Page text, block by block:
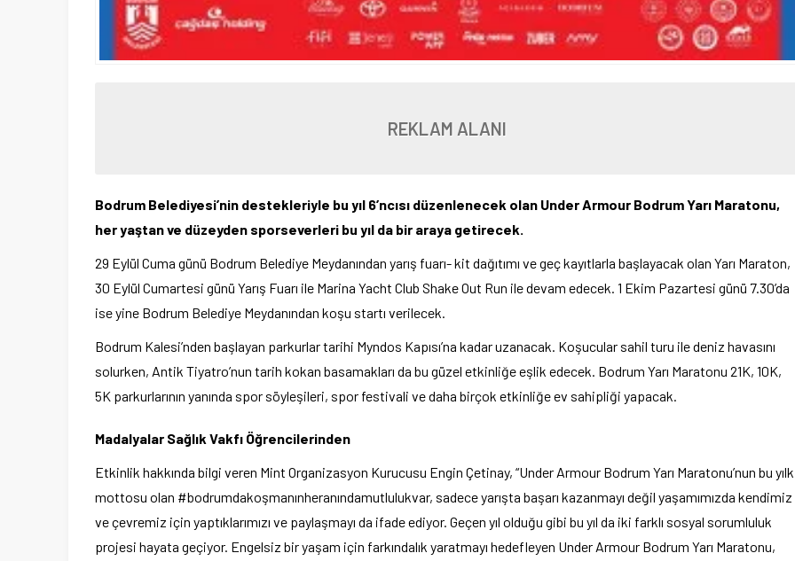
REKLAM ALANI
Bodrum Belediyesi’nin destekleriyle bu yıl 6’ncısı düzenlenecek olan Under Armour Bodrum Yarı Maratonu,
her yaştan ve düzeyden sporseverleri bu yıl da bir araya getirecek.
29 Eylül Cuma günü Bodrum Belediye Meydanından yarış fuarı- kit dağıtımı ve geç kayıtlarla başlayacak olan Yarı Maraton,
30 Eylül Cumartesi günü Yarış Fuarı ile Marina Yacht Club Shake Out Run ile devam edecek. 1 Ekim Pazartesi günü 7.30’da
ise yine Bodrum Belediye Meydanından koşu startı verilecek.
Bodrum Kalesi’nden başlayan parkurlar tarihi Myndos Kapısı’na kadar uzanacak. Koşucular sahil turu ile deniz havasını
solurken, Antik Tiyatro’nun tarih kokan basamakları da bu güzel etkinliğe eşlik edecek. Bodrum Yarı Maratonu 21K, 10K,
5K parkurlarının yanında spor söyleşileri, spor festivali ve daha birçok etkinliğe ev sahipliği yapacak.
Madalyalar Sağlık Vakfı Öğrencilerinden
Etkinlik hakkında bilgi veren Mint Organizasyon Kurucusu Engin Çetinay, “Under Armour Bodrum Yarı Maratonu’nun bu
mottosu olan #bodrumdakoşmanınheranındamutlulukvar, sadece yarışta başarı kazanmayı değil yaşamımızda kendimiz
ve çevremiz için yaptıklarımızı ve paylaşmayı da ifade ediyor. Geçen yıl olduğu gibi bu yıl da iki farklı sosyal sorumluluk
projesi hayata geçiyor. Engelsiz bir yaşam için farkındalık yaratmayı hedefleyen Under Armour Bodrum Yarı Maratonu,